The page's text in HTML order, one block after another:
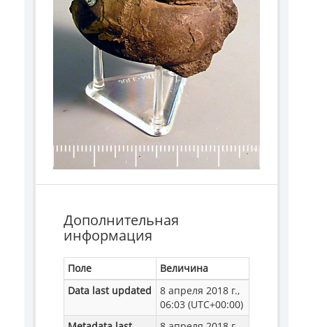
Дополнительная
информация
Поле
Величина
Data last updated
8 апреля 2018 г.,
06:03 (UTC+00:00)